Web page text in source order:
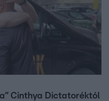
Cinthya Dictatoréktól